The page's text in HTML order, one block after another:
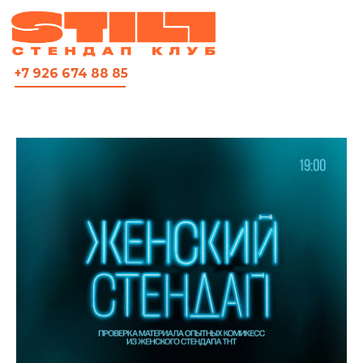
+7 926 674 88 85 ВСЯ АФИША